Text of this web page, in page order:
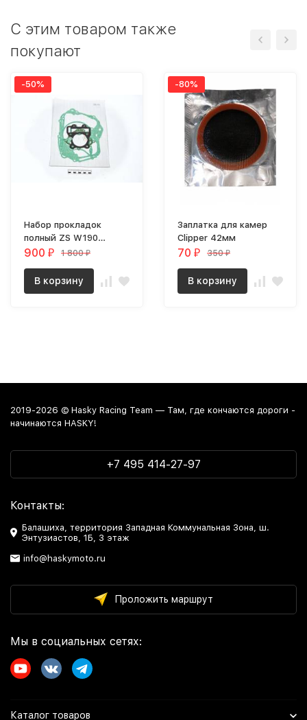
C этим товаром также
покупают
-50%
Набор прокладок
полный ZS W190
190см3
900 ₽ 1 800₽
В корзину
-80%
Заплатка для камер
Clipper 42мм
70 ₽ 350₽
В корзину
2019-2026 © Hasky Racing Team — Там, где кончаются дороги -
начинаются HASKY!
+7 495 414-27-97
Контакты:
Балашиха, территория Западная Коммунальная Зона, ш.
Энтузиастов, 1Б, 3 этаж
info@haskymoto.ru
Проложить маршрут
Мы в социальных сетях:
Каталог товаров